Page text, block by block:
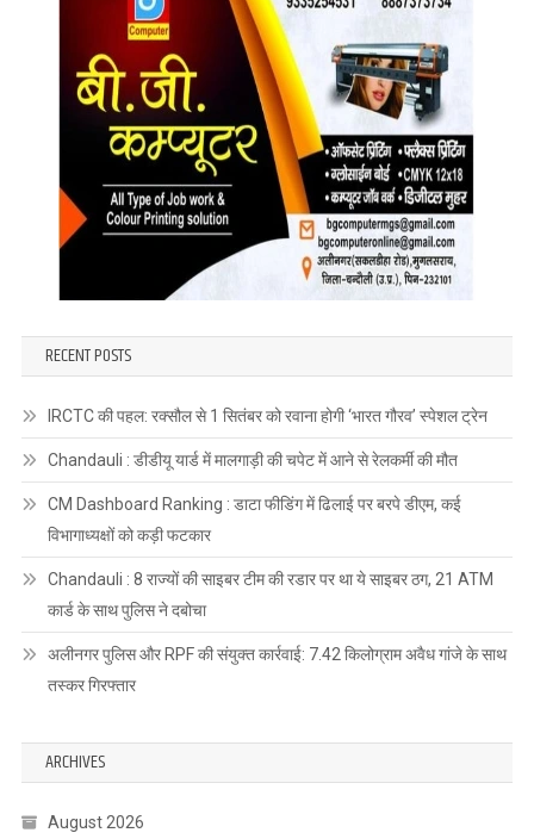
RECENT POSTS
IRCTC की पहल: रक्सौल से 1 सितंबर को रवाना होगी ‘भारत गौरव’ स्पेशल ट्रेन
Chandauli : डीडीयू यार्ड में मालगाड़ी की चपेट में आने से रेलकर्मी की मौत
CM Dashboard Ranking : डाटा फीडिंग में ढिलाई पर बरपे डीएम, कई
विभागाध्यक्षों को कड़ी फटकार
Chandauli : 8 राज्यों की साइबर टीम की रडार पर था ये साइबर ठग, 21 ATM
कार्ड के साथ पुलिस ने दबोचा
अलीनगर पुलिस और RPF की संयुक्त कार्रवाई: 7.42 किलोग्राम अवैध गांजे के साथ
तस्कर गिरफ्तार
ARCHIVES
August 2026